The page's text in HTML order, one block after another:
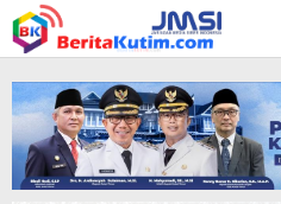
Lewati
ke
konten